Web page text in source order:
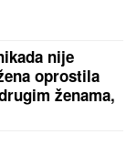
na
drvene i
intimnim
i